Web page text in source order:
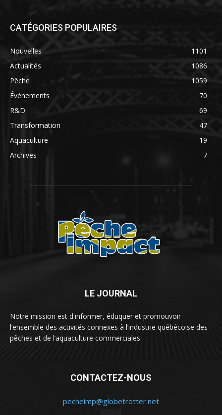
CATÉGORIES POPULAIRES
Nouvelles
1101
Actualités
1086
Pêche
1059
Événements
70
R&D
69
Transformation
47
Aquaculture
19
Archives
7
LE JOURNAL
Notre mission est d'informer, éduquer et promouvoir
l’ensemble des activités connexes à l’industrie québécoise des
pêches et de l’aquaculture commerciales.
CONTACTEZ-NOUS
pecheimp@globetrotter.net